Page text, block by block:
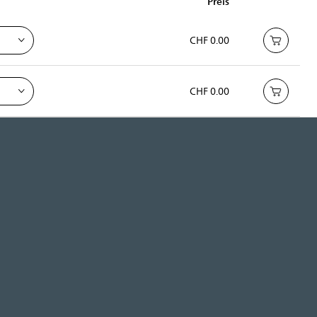
CHF 0.00
CHF 0.00